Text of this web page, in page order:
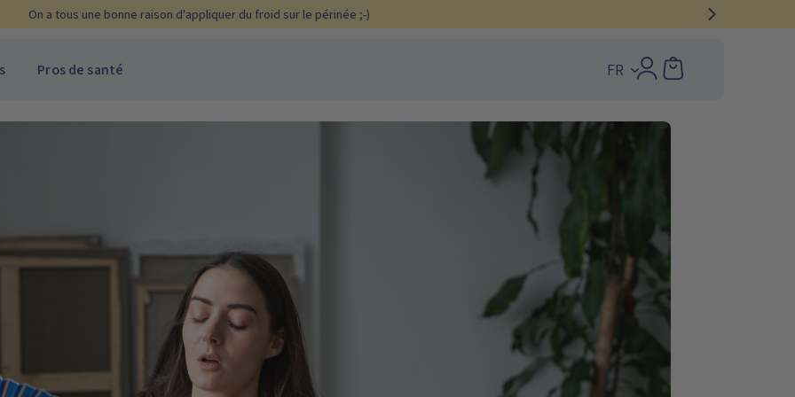
la cryothérapie périnéale - Les délais d'expédition sont exceptionnellement allongés : de 2 à 5 jours ouvrés
Pros de santé FR